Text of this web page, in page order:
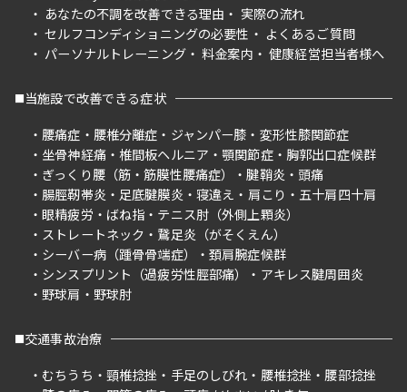
あなたの不調を改善できる理由
実際の流れ
セルフコンディショニングの必要性
よくあるご質問
パーソナルトレーニング
料金案内 健康経営担当者様へ
当施設で改善できる症状
腰痛症
腰椎分離症 ジャンパー膝
変形性膝関節症
坐骨神経痛
椎間板ヘルニア 顎関節症
胸郭出口症候群
ぎっくり腰（筋・筋膜性腰痛症）
腱鞘炎
頭痛
腸脛靭帯炎
足底腱膜炎 寝違え 肩こり
五十肩四十肩
眼精疲労
ばね指
テニス肘（外側上顆炎）
ストレートネック
鵞足炎（がそくえん）
シーバー病（踵骨骨端症）
頚肩腕症候群
シンスプリント（過疲労性脛部痛）
アキレス腱周囲炎
野球肩
野球肘
交通事故治療
むちうち
頸椎捻挫 手足のしびれ 腰椎捻挫
腰部捻挫